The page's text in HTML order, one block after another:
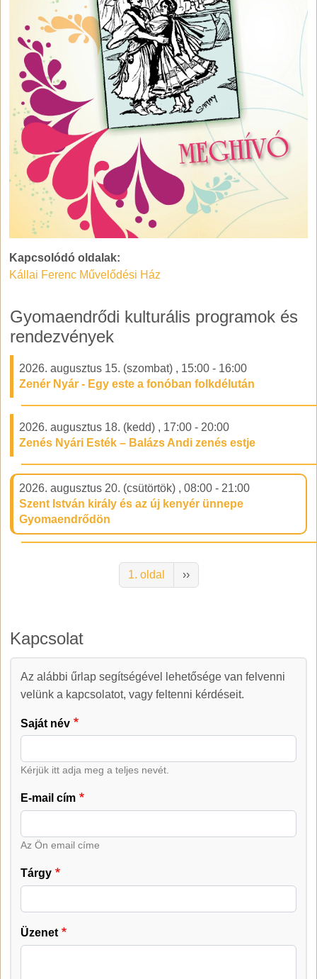
Kapcsolódó oldalak:
Kállai Ferenc Művelődési Ház
Gyomaendrődi kulturális programok és
rendezvények
2026. augusztus 15. (szombat) , 15:00 - 16:00
Zenér Nyár - Egy este a fonóban folkdélután
2026. augusztus 18. (kedd) , 17:00 - 20:00
Zenés Nyári Esték – Balázs Andi zenés estje
2026. augusztus 20. (csütörtök) , 08:00 - 21:00
Szent István király és az új kenyér ünnepe
Gyomaendrődön
1. oldal
Következő oldal
››
Kapcsolat
Kapcsolat
Az alábbi űrlap segítségével lehetősége van felvenni
velünk a kapcsolatot, vagy feltenni kérdéseit.
Saját név
Kérjük itt adja meg a teljes nevét.
E-mail cím
Az Ön email címe
Tárgy
Üzenet